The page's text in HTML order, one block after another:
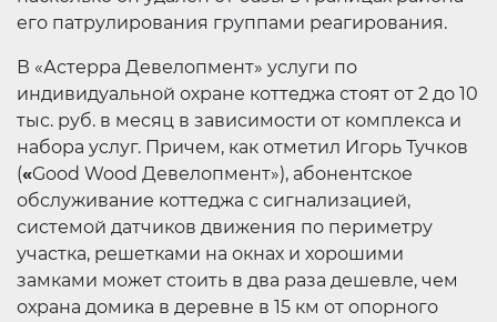
его патрулирования группами реагирования.
В «Астерра Девелопмент» услуги по
индивидуальной охране коттеджа стоят от 2 до 10
тыс. руб. в месяц в зависимости от комплекса и
набора услуг. Причем, как отметил Игорь Тучков
(«Good Wood Девелопмент»), абонентское
обслуживание коттеджа с сигнализацией,
системой датчиков движения по периметру
участка, решетками на окнах и хорошими
замками может стоить в два раза дешевле, чем
охрана домика в деревне в 15 км от опорного